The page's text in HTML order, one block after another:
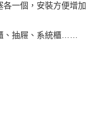
帳。
結，可透過四大超商／
完成。
需要取消訂單，請聯絡
一個，安裝方便增加
、抽屜、系統櫃……